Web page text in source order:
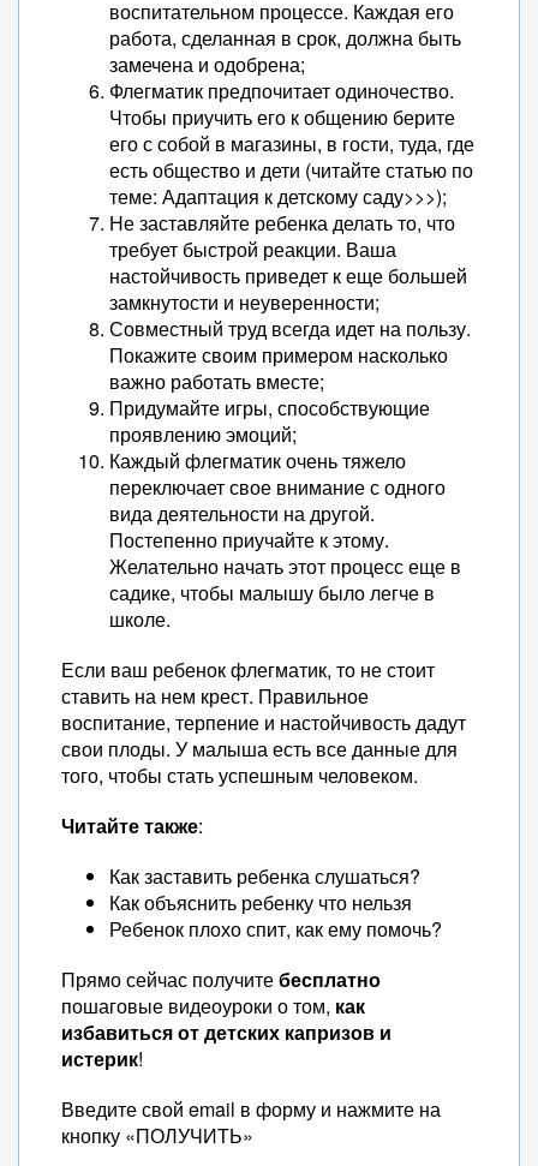
воспитательном процессе. Каждая его
работа, сделанная в срок, должна быть
замечена и одобрена;
Флегматик предпочитает одиночество.
Чтобы приучить его к общению берите
его с собой в магазины, в гости, туда, где
есть общество и дети (читайте статью по
теме: Адаптация к детскому саду>>>);
Не заставляйте ребенка делать то, что
требует быстрой реакции. Ваша
настойчивость приведет к еще большей
замкнутости и неуверенности;
Совместный труд всегда идет на пользу.
Покажите своим примером насколько
важно работать вместе;
Придумайте игры, способствующие
проявлению эмоций;
Каждый флегматик очень тяжело
переключает свое внимание с одного
вида деятельности на другой.
Постепенно приучайте к этому.
Желательно начать этот процесс еще в
садике, чтобы малышу было легче в
школе.
Если ваш ребенок флегматик, то не стоит
ставить на нем крест. Правильное
воспитание, терпение и настойчивость дадут
свои плоды. У малыша есть все данные для
того, чтобы стать успешным человеком.
Читайте также:
Как заставить ребенка слушаться?
Как объяснить ребенку что нельзя
Ребенок плохо спит, как ему помочь?
Прямо сейчас получитебесплатно
пошаговые видеоуроки о том, как
избавиться от детских капризов и
истерик!
Введите свой email в форму и нажмите на
кнопку «ПОЛУЧИТЬ»